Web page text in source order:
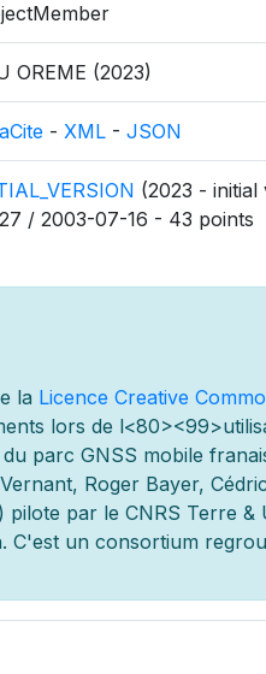
OREME (2023)
- XML - JSON
(2023 -
/ 2003-07-16 - 43 points
la Licence Creative
lors de l
parc GNSS mobile fran
Roger Bayer,
pilote par le CNRS Terre
C'est un consortium